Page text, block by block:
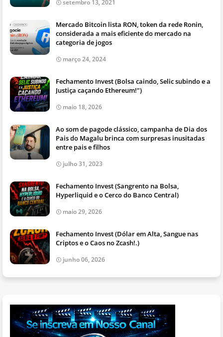
setembro 13, 2021
Mercado Bitcoin lista RON, token da rede Ronin,
considerada a mais eficiente do mercado na
categoria de jogos
março 24, 2024
Fechamento Invest (Bolsa caindo, Selic subindo e a
Justiça caçando Ethereum!")
maio 18, 2026
Ao som de pagode clássico, campanha de Dia dos
Pais do Magalu brinca com surpresas inusitadas
entre pais e filhos
julho 31, 2023
Fechamento Invest (Sangrento na Bolsa,
Hyperliquid e o Cerco do Banco Central)
maio 29, 2026
Fechamento Invest (Dólar em Alta, Sangue nas
Criptos e o Caos no Zcash!.)
junho 06, 2026